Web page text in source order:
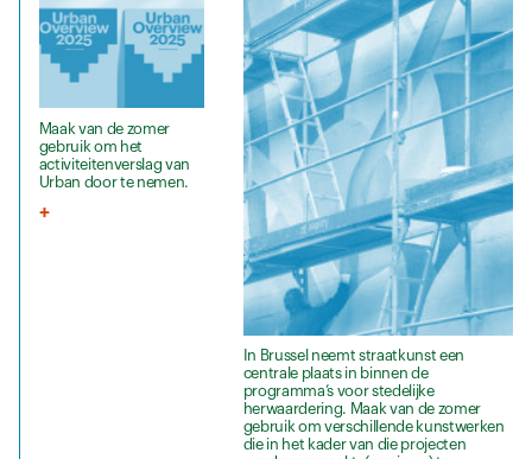
Maak van de zomer
gebruik om het
activiteitenverslag van
Urban door te nemen.
In Brussel neemt straatkunst een
centrale plaats in binnen de
programma’s voor stedelijke
herwaardering. Maak van de zomer
gebruik om verschillende kunstwerken
die in het kader van die projecten